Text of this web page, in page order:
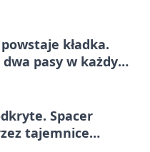
kładka.
pasy w każdym
Spacer
tajemnice